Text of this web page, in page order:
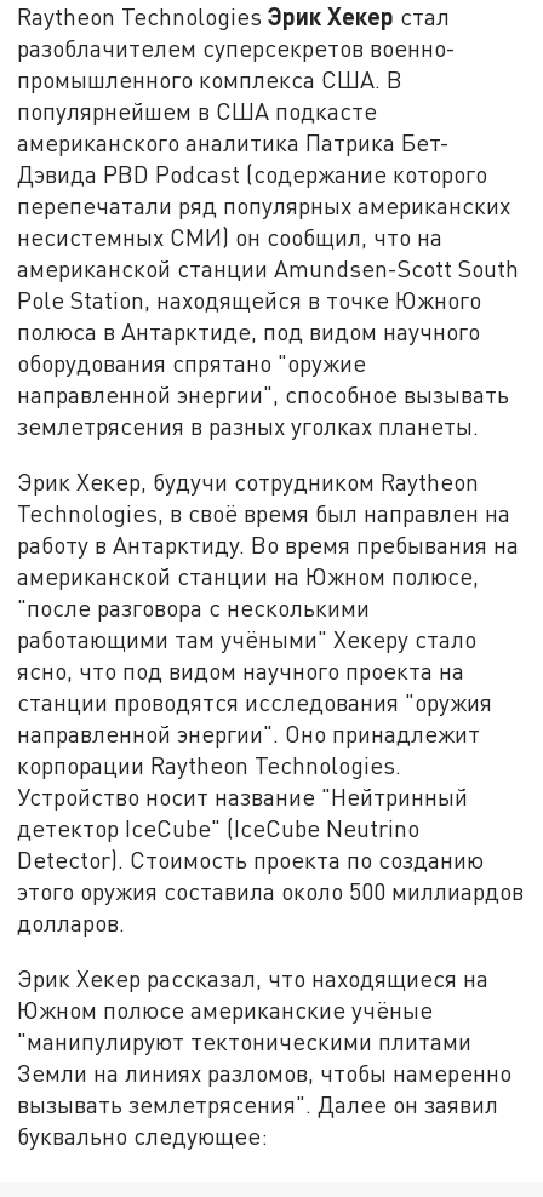
Raytheon Technologies Эрик Хекер стал
разоблачителем суперсекретов военно-
промышленного комплекса США. В
популярнейшем в США подкасте
американского аналитика Патрика Бет-
Дэвида PBD Podcast (содержание которого
перепечатали ряд популярных американских
несистемных СМИ) он сообщил, что на
американской станции Amundsen-Scott South
Pole Station, находящейся в точке Южного
полюса в Антарктиде, под видом научного
оборудования спрятано "оружие
направленной энергии", способное вызывать
землетрясения в разных уголках планеты.
Эрик Хекер, будучи сотрудником Raytheon
Technologies, в своё время был направлен на
работу в Антарктиду. Во время пребывания на
американской станции на Южном полюсе,
"после разговора с несколькими
работающими там учёными" Хекеру стало
ясно, что под видом научного проекта на
станции проводятся исследования "оружия
направленной энергии". Оно принадлежит
корпорации Raytheon Technologies.
Устройство носит название "Нейтринный
детектор IceCube" (IceCube Neutrino
Detector). Стоимость проекта по созданию
этого оружия составила около 500 миллиардов
долларов.
Эрик Хекер рассказал, что находящиеся на
Южном полюсе американские учёные
"манипулируют тектоническими плитами
Земли на линиях разломов, чтобы намеренно
вызывать землетрясения". Далее он заявил
буквально следующее: